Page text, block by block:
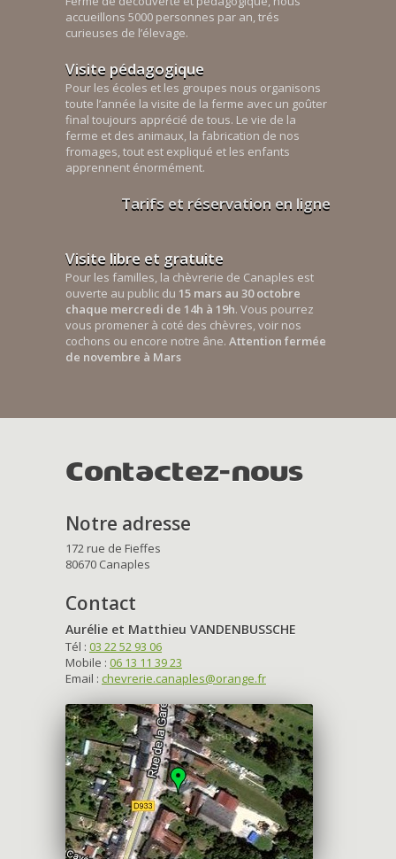
accueillons 5000 personnes par an, trés
curieuses de l’élevage.
Visite pédagogique
Pour les écoles et les groupes nous organisons
toute l’année la visite de la ferme avec un goûter
final toujours apprécié de tous. Le vie de la
ferme et des animaux, la fabrication de nos
fromages, tout est expliqué et les enfants
apprennent énormément.
Tarifs et réservation en ligne
Visite libre et gratuite
Pour les familles, la chèvrerie de Canaples est
ouverte au public du 15 mars au 30 octobre
chaque mercredi de 14h à 19h. Vous pourrez
vous promener à coté des chèvres, voir nos
cochons ou encore notre âne. Attention fermée
de novembre à Mars
Contactez-nous
Notre adresse
172 rue de Fieffes
80670 Canaples
Contact
Aurélie et Matthieu VANDENBUSSCHE
Tél : 03 22 52 93 06
Mobile : 06 13 11 39 23
Email : chevrerie.canaples@orange.fr